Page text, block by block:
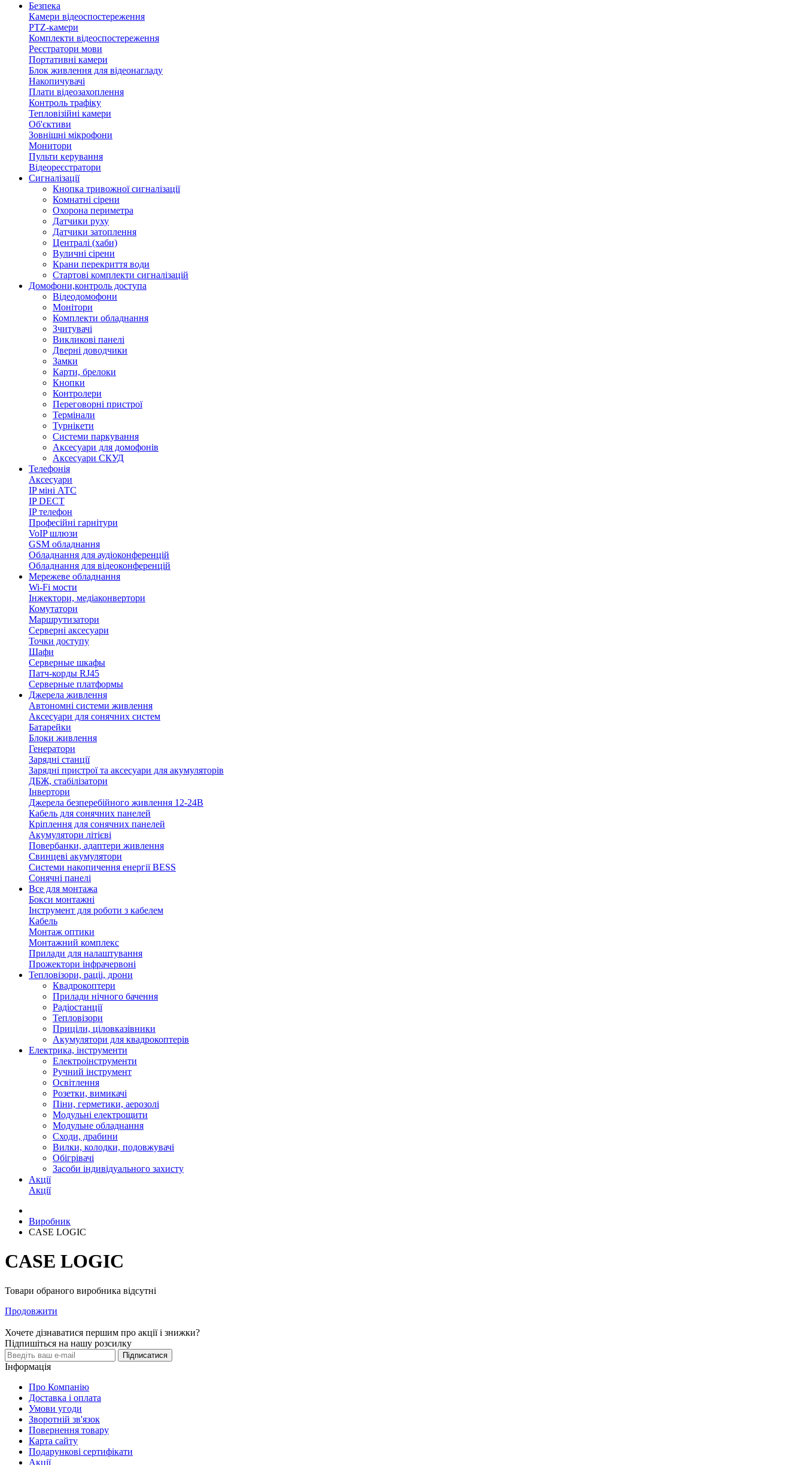
Безпека
Камери відеоспостереження
PTZ-камери
Комплекти відеоспостереження
Реєстратори мови
Портативні камери
Блок живлення для відеонагладу
Накопичувачі
Плати відеозахоплення
Контроль трафіку
Тепловізійні камери
Об'єктиви
Зовнішні мікрофони
Монитори
Пульти керування
Відеореєстратори
Сигналізації
Кнопка тривожної сигналізації
Комнатні сірени
Охорона периметра
Датчики руху
Датчики затоплення
Централі (хаби)
Вуличні сірени
Крани перекриття води
Стартові комплекти сигналізацій
Домофони,контроль доступа
Відеодомофони
Монітори
Комплекти обладнання
Зчитувачі
Викликові панелі
Дверні доводчики
Замки
Карти, брелоки
Кнопки
Контролери
Переговорні пристрої
Термінали
Турнікети
Системи паркування
Аксесуари для домофонів
Аксесуари СКУД
Телефонія
Аксесуари
IP міні АТС
IP DECT
IP телефон
Професійні гарнітури
VoIP шлюзи
GSM обладнання
Обладнання для аудіоконференцій
Обладнання для відеоконференцій
Мережеве обладнання
Wi-Fi мости
Інжектори, медіаконвертори
Комутатори
Маршрутизатори
Серверні аксесуари
Точки доступу
Шафи
Серверные шкафы
Патч-корды RJ45
Серверные платформы
Джерела живлення
Автономні системи живлення
Аксесуари для сонячних систем
Батарейки
Блоки живлення
Генератори
Зарядні станції
Зарядні пристрої та аксесуари для акумуляторів
ДБЖ, стабілізатори
Інвертори
Джерела безперебійного живлення 12-24В
Кабель для сонячних панелей
Кріплення для сонячних панелей
Акумулятори літієві
Повербанки, адаптери живлення
Свинцеві акумулятори
Системи накопичення енергії BESS
Сонячні панелі
Все для монтажа
Бокси монтажні
Інструмент для роботи з кабелем
Кабель
Монтаж оптики
Монтажний комплекс
Прилади для налаштування
Прожектори інфрачервоні
Тепловізори, раціі, дрони
Квадрокоптери
Прилади нічного бачення
Радіостанції
Тепловізори
Приціли, ціловказівники
Акумулятори для квадрокоптерів
Електрика, інструменти
Електроінструменти
Ручний інструмент
Освітлення
Розетки, вимикачі
Піни, герметики, аерозолі
Модульні електрощити
Модульне обладнання
Сходи, драбини
Вилки, колодки, подовжувачі
Обігрівачі
Засоби індивідуального захисту
Акції
Акції
Виробник
CASE LOGIC
CASE LOGIC
Товари обраного виробника відсутні
Продовжити
Хочете дізнаватися першим про акції і знижки?
Підпишіться на нашу розсилку
Підписатися
Інформація
Про Компанію
Доставка і оплата
Умови угоди
Зворотній зв'язок
Повернення товару
Карта сайту
Подарункові сертифікати
Акції